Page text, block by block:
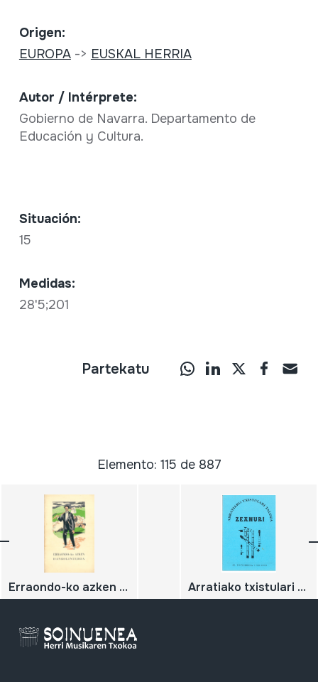
Origen:
EUROPA-> EUSKAL HERRIA
Autor / Intérprete:
Gobierno de Navarra. Departamento de
Educación y Cultura.
Situación:
15
Medidas:
28'5;201
Partekatu
Elemento: 115 de 887
Erraondo-ko azken danbolinteroa Arratiako txistulari taldea. Zeanuri. 25. urteurrena (1968-1993)